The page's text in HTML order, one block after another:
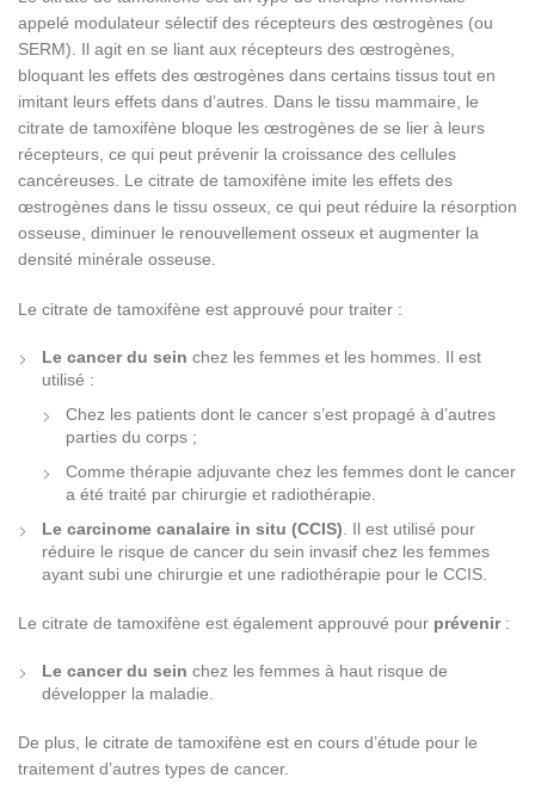
appelé modulateur sélectif des récepteurs des œstrogènes (ou
SERM). Il agit en se liant aux récepteurs des œstrogènes,
bloquant les effets des œstrogènes dans certains tissus tout en
imitant leurs effets dans d’autres. Dans le tissu mammaire, le
citrate de tamoxifène bloque les œstrogènes de se lier à leurs
récepteurs, ce qui peut prévenir la croissance des cellules
cancéreuses. Le citrate de tamoxifène imite les effets des
œstrogènes dans le tissu osseux, ce qui peut réduire la résorption
osseuse, diminuer le renouvellement osseux et augmenter la
densité minérale osseuse.
Le citrate de tamoxifène est approuvé pour traiter :
Le cancer du sein chez les femmes et les hommes. Il est
utilisé :
Chez les patients dont le cancer s’est propagé à d’autres
parties du corps ;
Comme thérapie adjuvante chez les femmes dont le cancer
a été traité par chirurgie et radiothérapie.
Le carcinome canalaire in situ (CCIS) . Il est utilisé pour
réduire le risque de cancer du sein invasif chez les femmes
ayant subi une chirurgie et une radiothérapie pour le CCIS.
Le citrate de tamoxifène est également approuvé pour prévenir:
Le cancer du sein chez les femmes à haut risque de
développer la maladie.
De plus, le citrate de tamoxifène est en cours d’étude pour le
traitement d’autres types de cancer.